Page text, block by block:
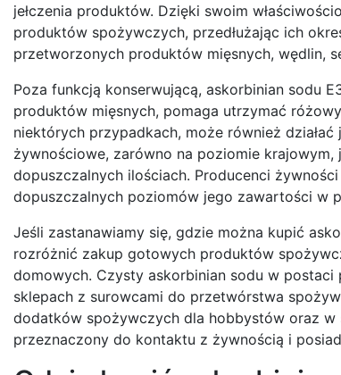
jełczenia produktów. Dzięki swoim
produktów spożywczych, przedłużając ich
przetworzonych produktów mięsnych, wędlin,
Poza funkcją konserwującą, askorbinian sodu
produktów mięsnych, pomaga utrzymać
niektórych przypadkach, może również
żywnościowe, zarówno na poziomie
dopuszczalnych ilościach. Producenci
dopuszczalnych poziomów jego zawartości w
Jeśli zastanawiamy się, gdzie można kupić
rozróżnić zakup gotowych produktów
domowych. Czysty askorbinian sodu w
sklepach z surowcami do przetwórstwa
dodatków spożywczych dla hobbystów oraz w
przeznaczony do kontaktu z żywnością i